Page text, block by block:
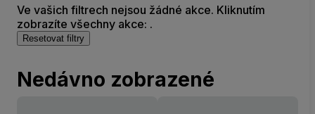
Ve vašich filtrech nejsou žádné akce. Kliknutím
zobrazíte všechny akce: .
Resetovat filtry
Nedávno zobrazené